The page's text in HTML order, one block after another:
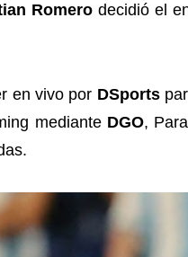
Romerodecidió el
en vivo por DSports
mediante DGO,